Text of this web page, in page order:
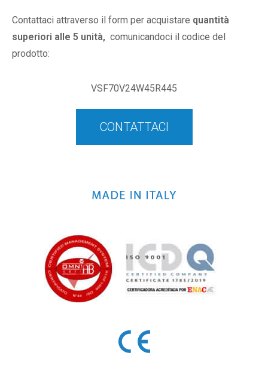
Contattaci attraverso il form per acquistare quantità
superiori alle 5 unità, comunicandoci il codice del
prodotto:
VSF70V24W45R445
CONTATTACI